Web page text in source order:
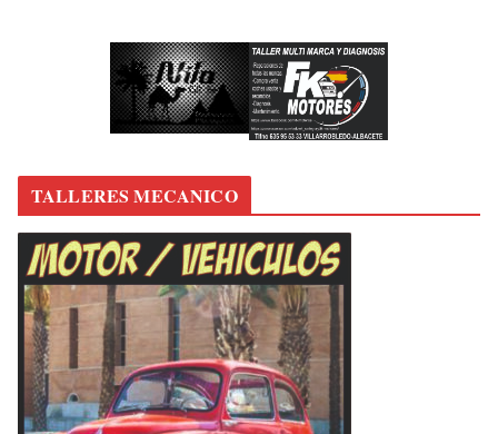
TALLERES MECANICO